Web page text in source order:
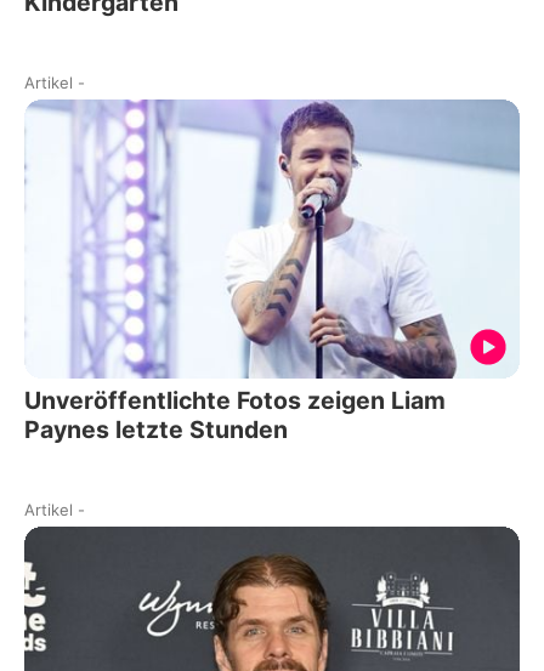
Artikel -
Unveröffentlichte Fotos zeigen Liam
Paynes letzte Stunden
Artikel -